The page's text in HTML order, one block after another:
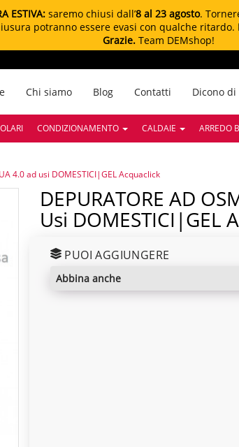
ESTIVA: saremo chiusi dall’8 al 23 agosto.
potranno essere evasi con qualche ritardo.
Grazie. Team DEMshop!
Chi siamo Blog Contatti Dicono di
CONDIZIONAMENTO CALDAIE ARREDO
4.0 ad usi DOMESTICI|GEL Acquaclick
DEPURATORE AD OSMOSI INVERSA PER ACQUA 4.0 Ad
Usi DOMESTICI|GEL
PUOI AGGIUNGERE
abbina anche